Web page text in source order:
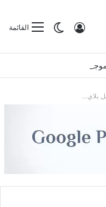
القائمةالوضع
تسجيل الدخول
الهجرة في سبتة
بلاي...